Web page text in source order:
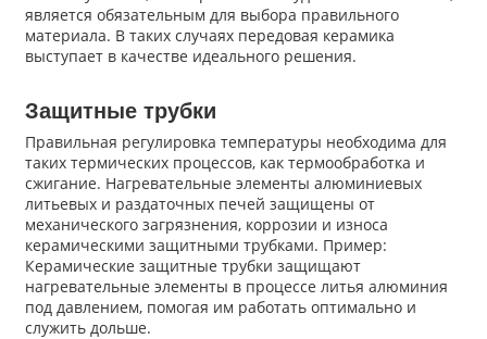
является обязательным для выбора правильного
материала. В таких случаях передовая керамика
выступает в качестве идеального решения.
Защитные трубки
Правильная регулировка температуры необходима для
таких термических процессов, как термообработка и
сжигание. Нагревательные элементы алюминиевых
литьевых и раздаточных печей защищены от
механического загрязнения, коррозии и износа
керамическими защитными трубками. Пример:
Керамические защитные трубки защищают
нагревательные элементы в процессе литья алюминия
под давлением, помогая им работать оптимально и
служить дольше.